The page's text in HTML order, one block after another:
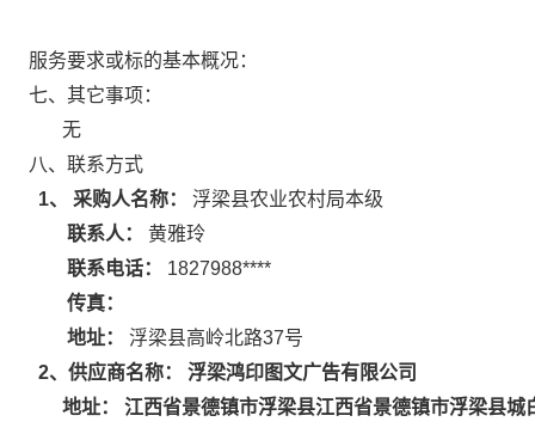
服务要求或标的基本概况：
七、其它事项：
无
八、联系方式
1、 采购人名称：
浮梁县农业农村局本级
联系人：
黄雅玲
联系电话：
1827988****
传真：
地址：
浮梁县高岭北路37号
2、供应商名称： 浮梁鸿印图文广告有限公司
地址： 江西省景德镇市浮梁县江西省景德镇市浮梁县城